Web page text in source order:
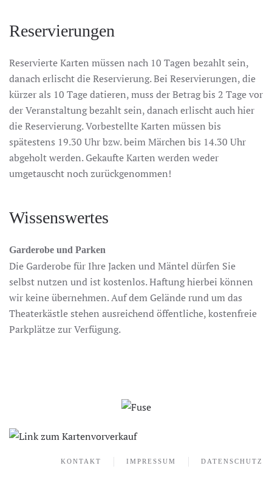
Reservierungen
Reservierte Karten müssen nach 10 Tagen bezahlt sein,
danach erlischt die Reservierung. Bei Reservierungen, die
kürzer als 10 Tage datieren, muss der Betrag bis 2 Tage vor
der Veranstaltung bezahlt sein, danach erlischt auch hier
die Reservierung. Vorbestellte Karten müssen bis
spätestens 19.30 Uhr bzw. beim Märchen bis 14.30 Uhr
abgeholt werden. Gekaufte Karten werden weder
umgetauscht noch zurückgenommen!
Wissenswertes
Garderobe und Parken
Die Garderobe für Ihre Jacken und Mäntel dürfen Sie
selbst nutzen und ist kostenlos. Haftung hierbei können
wir keine übernehmen. Auf dem Gelände rund um das
Theaterkästle stehen ausreichend öffentliche, kostenfreie
Parkplätze zur Verfügung.
KONTAKT IMPRESSUM DATENSCHUTZ